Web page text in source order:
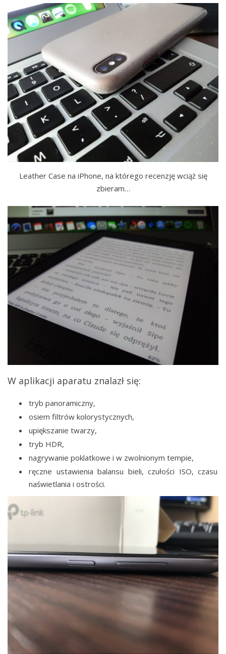
Leather Case na iPhone, na którego recenzję wciąż się
zbieram…
W aplikacji aparatu znalazł się:
tryb panoramiczny,
osiem filtrów kolorystycznych,
upiększanie twarzy,
tryb HDR,
nagrywanie poklatkowe i w zwolnionym tempie,
ręczne ustawienia balansu bieli, czułości ISO, czasu
naświetlania i ostrości.